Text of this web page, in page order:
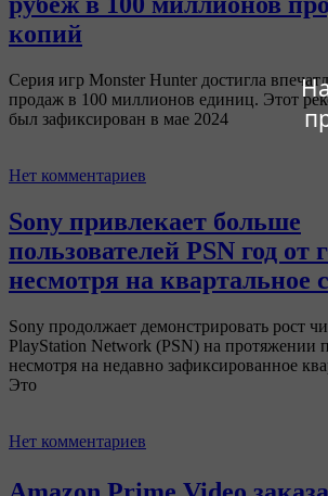
копий
Серия игр Monster Hunter достигла
продаж в 100 миллионов единиц. Этот
был зафиксирован в мае 2024
Нет комментариев
Sony привлекает больше
пользователей PSN год от
несмотря на квартальное
Sony продолжает демонстрировать рост
PlayStation Network (PSN) на протяжении
несмотря на недавно зафиксированное
Это
Нет комментариев